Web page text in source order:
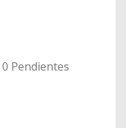
0 Pendientes